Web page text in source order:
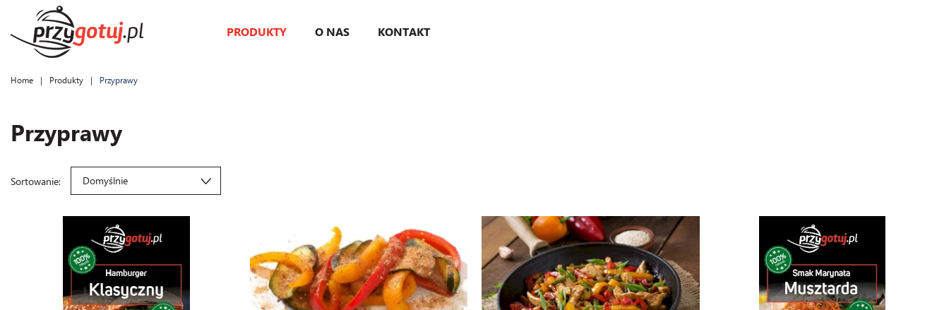
PRODUKTY O NAS KONTAKT
Home Produkty Przyprawy
Przyprawy
Sortowanie: Domyślnie